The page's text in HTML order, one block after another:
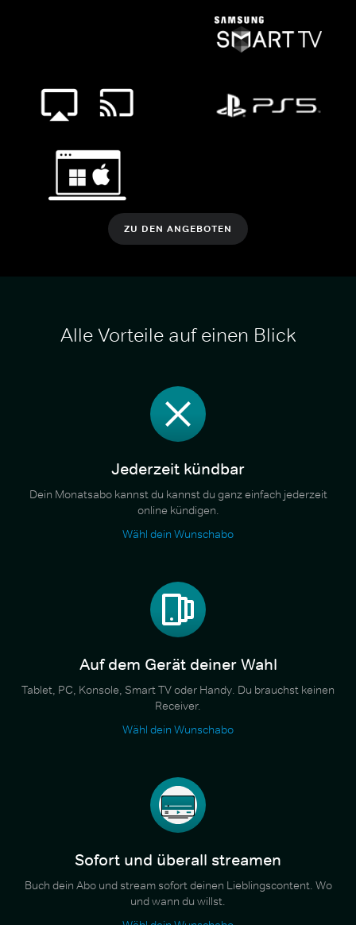
ZU DEN ANGEBOTEN
Alle Vorteile auf einen Blick
Jederzeit kündbar
Dein Monatsabo kannst du kannst du ganz einfach jederzeit
online kündigen.
Wähl dein Wunschabo
Auf dem Gerät deiner Wahl
Tablet, PC, Konsole, Smart TV oder Handy. Du brauchst keinen
Receiver.
Wähl dein Wunschabo
Sofort und überall streamen
Buch dein Abo und stream sofort deinen Lieblingscontent. Wo
und wann du willst.